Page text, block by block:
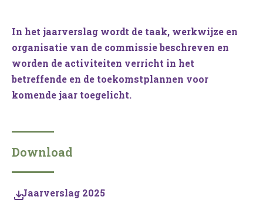
In het jaarverslag wordt de taak, werkwijze en
organisatie van de commissie beschreven en
worden de activiteiten verricht in het
betreffende en de toekomstplannen voor
komende jaar toegelicht.
Download
Jaarverslag 2025